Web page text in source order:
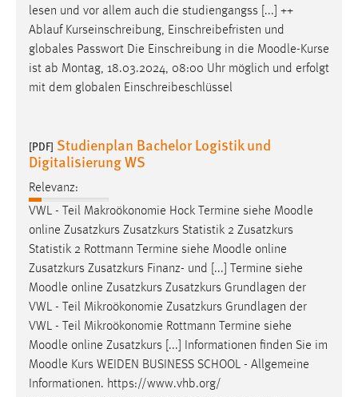
lesen und vor allem auch die studiengangss [...] ++
Ablauf Kurseinschreibung, Einschreibefristen und
globales Passwort Die Einschreibung in die Moodle-Kurse
ist ab Montag, 18.03.2024, 08:00 Uhr möglich und erfolgt
mit dem globalen Einschreibeschlüssel
[PDF] Studienplan Bachelor Logistik und
Digitalisierung WS
Relevanz:
VWL - Teil Makroökonomie Hock Termine siehe Moodle
online Zusatzkurs Zusatzkurs Statistik 2 Zusatzkurs
Statistik 2 Rottmann Termine siehe Moodle online
Zusatzkurs Zusatzkurs Finanz- und [...] Termine siehe
Moodle online Zusatzkurs Zusatzkurs Grundlagen der
VWL - Teil Mikroökonomie Zusatzkurs Grundlagen der
VWL - Teil Mikroökonomie Rottmann Termine siehe
Moodle online Zusatzkurs [...] Informationen finden Sie im
Moodle Kurs WEIDEN BUSINESS SCHOOL - Allgemeine
Informationen. https://www.vhb.org/
Name:
MibewSessionID, MIBEW_UserID, mibew_locale, mibew-
chat-frame-style-5e9dbeb1811c0446
Zweck:
MibewSessionID, mibew-chat-frame-style-
5e9dbeb1811c0446 = Sitzungslaufzeit, mibew_locale = 3
Login
Name:
fe_user, be_user, be_lastLoginProvider
Zweck:
Dieser Cookie ist notwendig um sich an der Website
einloggen zu können.
Cookie Laufzeit:
24 Stunden